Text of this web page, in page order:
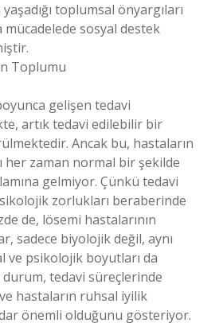
toplumsal önyargıları
mücadelede sosyal destek
Toplumu
gelişen tedavi
artık tedavi edilebilir bir
Ancak bu, hastaların
her zaman normal bir şekilde
gelmiyor. Çünkü tedavi
zorlukları beraberinde
de, lösemi hastalarının
sadece biyolojik değil, aynı
ve psikolojik boyutları da
durum, tedavi süreçlerinde
hastaların ruhsal iyilik
önemli olduğunu gösteriyor.